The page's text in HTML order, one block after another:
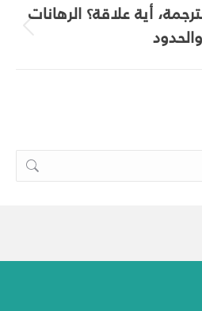
Previous
أية علاقة؟ الرهانات
والحدود